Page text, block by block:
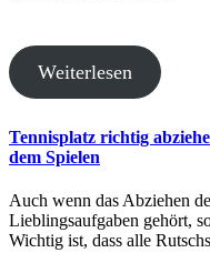
Weiterlesen
Tennisplatz richtig
dem Spielen
Auch wenn das Abziehen
Lieblingsaufgaben gehört,
Wichtig ist, dass alle